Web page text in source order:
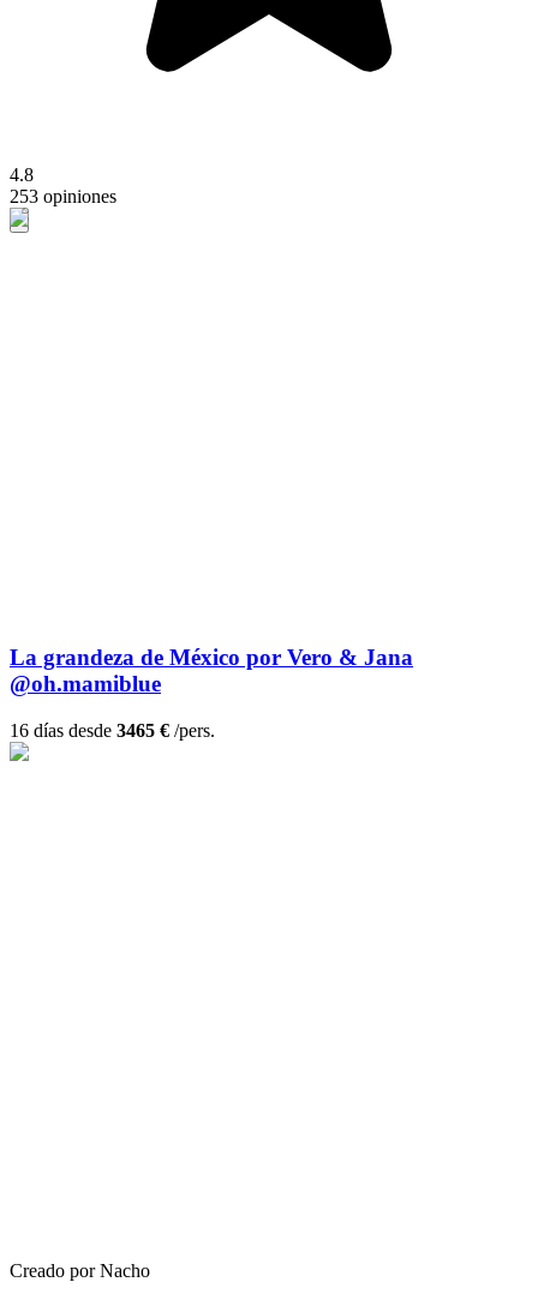
4.8
253 opiniones
La grandeza de México por Vero & Jana
@oh.mamiblue
16 días desde 3465 € /pers.
Creado por Nacho